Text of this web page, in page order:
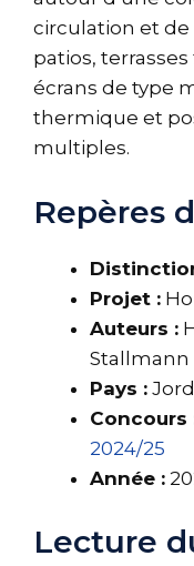
circulation et de
patios,
écrans de type
thermique et
multiples.
Repères
Projet :
Auteurs :
Stallmann
Pays :
Concours
2024/25
Année :
Lecture